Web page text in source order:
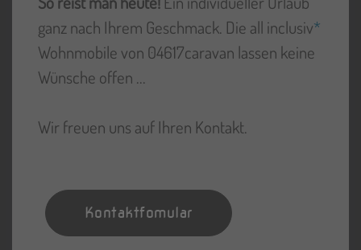
ganz nach Ihrem Geschmack. Die all inclusiv*
Wohnmobile von 04617caravan lassen keine
Wünsche offen ...
Wir freuen uns auf Ihren Kontakt.
Kontaktfomular